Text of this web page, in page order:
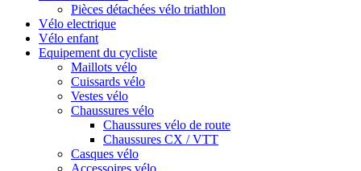
Pièces détachées vélo triathlon
Vélo electrique
Vélo enfant
Equipement du cycliste
Maillots vélo
Cuissards vélo
Vestes vélo
Chaussures vélo
Chaussures vélo de route
Chaussures CX / VTT
Casques vélo
Accessoires vélo